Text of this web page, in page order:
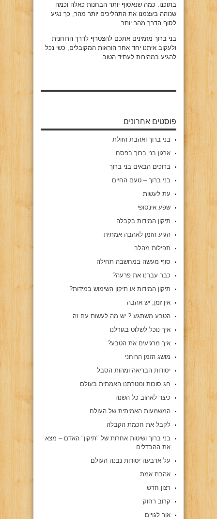
בתוכנו. כמה שנאסוף יותר הבחנות כאלה וכמה
שנזהה בעצמנו את התהליכים יותר מהר, כך נגיע
לסוף הדרך מהר יותר.
בני ברוך מזמינים אתכם להצטרף לדרך הרוחנית
ולעקוב איתנו יחד אחר הוראות המקובלים, כשי נכל
להגיע במהירות לעתיד הטוב.
פוסטים אחרונים
בני ברוך ואהבת הזולת
ארגון בני ברוך בפסח
ברוכים הבאים בני ברוך
בני ברוך – טעם החיים
עת לעשות
שפע אינסופי
תיקון המידות בקבלה
הגיע הזמן לאהבה אמתית
תפילות מהלב
סוף מעשה במחשבה תחילה
כבר עברנו את פרעה?
תיקון המידות או תיקון השימוש במידות?
אין זמן, יש אהבה
הטבע משתגע ? יש מה לעשות עם זה
איך נוכל לשלוט בגורלנו
איך מרגיעים את הטבע?
מושג הזמן הרוחני
יסודות הבריאה ומהות הסבל
חג סוכות ומטרתנו האמתית בעולם
כיצד לאהוב כל השנה
המשמעות האמיתית של העולם
לקבל את חכמת הקבלה
בני ברוך ושיטות אחרות של "תיקון" האדם – מצא
את ההבדלים
על ארבעה יסודות נבנה העולם
אהבת אמת
רצון חדש
קרוב רחוק
אור לגויים